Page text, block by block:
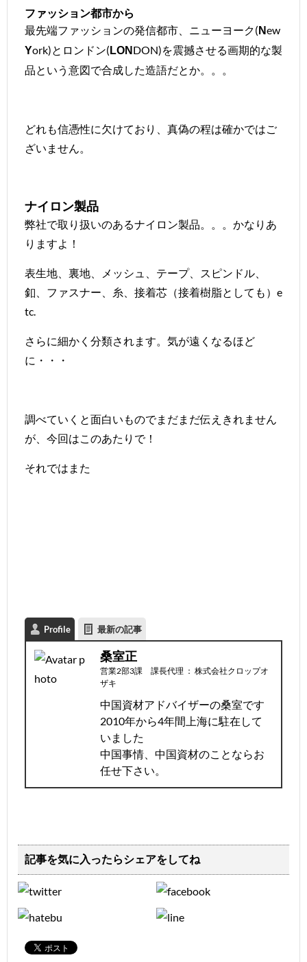
ファッション都市から
最先端ファッションの発信都市、ニューヨーク( New
York)とロンドン( LON DON)を震撼させる画期的な製
品という意図で合成した造語だとか。。。
どれも信憑性に欠けており、真偽の程は確かではご
ざいません。
ナイロン製品
弊社で取り扱いのあるナイロン製品。。。かなりあ
りますよ！
表生地、裏地、メッシュ、テープ、スピンドル、
釦、ファスナー、糸、接着芯（接着樹脂としても）e
tc.
さらに細かく分類されます。気が遠くなるほど
に・・・
調べていくと面白いものでまだまだ伝えきれません
が、今回はこのあたりで！
それではまた
Profile 最新の記事
桑室正
営業2部3課 課長代理 ： 株式会社クロップオ
ザキ
中国資材アドバイザーの桑室です
2010年から4年間上海に駐在して
いました
中国事情、中国資材のことならお
任せ下さい。
記事を気に入ったらシェアをしてね